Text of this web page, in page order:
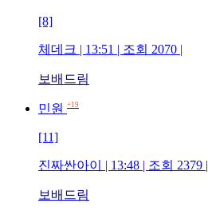
[8]
체데크 | 13:51 | 조회 2070 |
보배드림
민원 +19
[11]
진짜싼아이 | 13:48 | 조회 2379 |
보배드림